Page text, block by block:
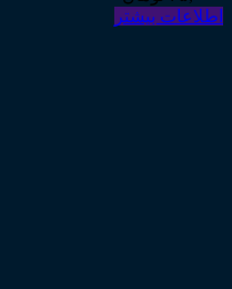
اطلاعات بیشتر